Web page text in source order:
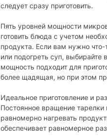
Тип гриля:
Управление
Тип управления:
Физические характеристики
Цвет корпуса:
Габариты (В х Ш х Г):
Характеристики и
без уведомления.
следует сразу приготовить.
Пять уровней мощности
готовить блюда с учетом
продукта. Если вам нужно
или подогреть суп,
мощность подходит для
более щадящая, но при этом
Идеальное приготовление и
Постоянное вращение
равномерно нагревать
обеспечивает равномерное